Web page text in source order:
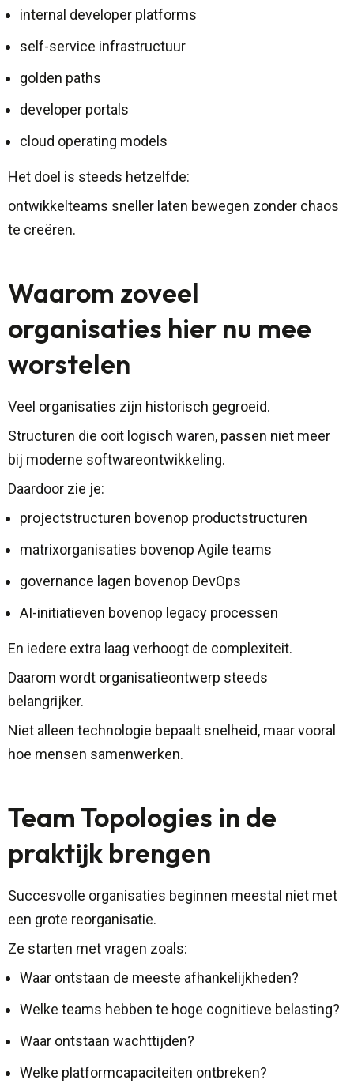
internal developer platforms
self-service infrastructuur
golden paths
developer portals
cloud operating models
Het doel is steeds hetzelfde:
ontwikkelteams sneller laten bewegen zonder chaos
te creëren.
Waarom zoveel
organisaties hier nu mee
worstelen
Veel organisaties zijn historisch gegroeid.
Structuren die ooit logisch waren, passen niet meer
bij moderne softwareontwikkeling.
Daardoor zie je:
projectstructuren bovenop productstructuren
matrixorganisaties bovenop Agile teams
governance lagen bovenop DevOps
AI-initiatieven bovenop legacy processen
En iedere extra laag verhoogt de complexiteit.
Daarom wordt organisatieontwerp steeds
belangrijker.
Niet alleen technologie bepaalt snelheid, maar vooral
hoe mensen samenwerken.
Team Topologies in de
praktijk brengen
Succesvolle organisaties beginnen meestal niet met
een grote reorganisatie.
Ze starten met vragen zoals:
Waar ontstaan de meeste afhankelijkheden?
Welke teams hebben te hoge cognitieve belasting?
Waar ontstaan wachttijden?
Welke platformcapaciteiten ontbreken?